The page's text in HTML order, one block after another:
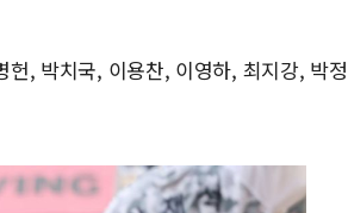
, 박치국, 이용찬, 이영하, 최지강, 박정